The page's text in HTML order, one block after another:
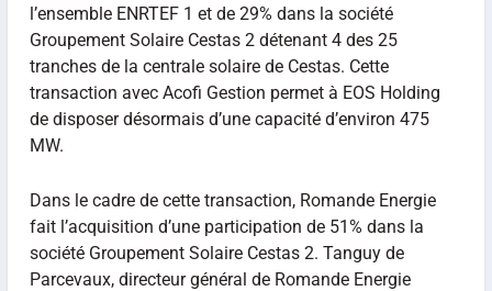
l’ensemble ENRTEF 1 et de 29% dans la société
Groupement Solaire Cestas 2 détenant 4 des 25
tranches de la centrale solaire de Cestas. Cette
transaction avec Acofi Gestion permet à EOS Holding
de disposer désormais d’une capacité d’environ 475
MW.
Dans le cadre de cette transaction, Romande Energie
fait l’acquisition d’une participation de 51% dans la
société Groupement Solaire Cestas 2. Tanguy de
Parcevaux, directeur général de Romande Energie